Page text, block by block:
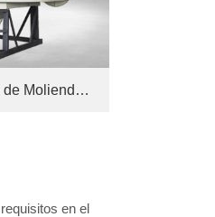
MTW 6X Molino de Molienda Europeo Inteligente con Lubricación por Aceite Completamente Delgado
en el